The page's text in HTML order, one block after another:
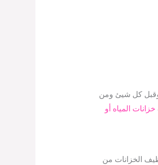
وقبل كل شيئ ومن
خزانات المياه أو
الخزانات من